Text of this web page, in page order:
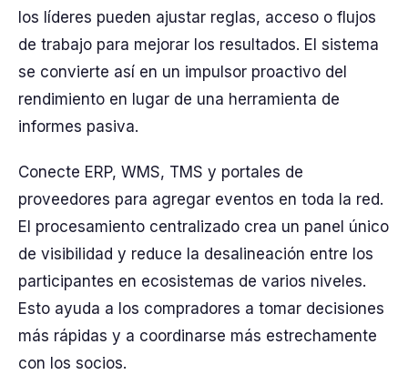
los líderes pueden ajustar reglas, acceso o flujos
de trabajo para mejorar los resultados. El sistema
se convierte así en un impulsor proactivo del
rendimiento en lugar de una herramienta de
informes pasiva.
Conecte ERP, WMS, TMS y portales de
proveedores para agregar eventos en toda la red.
El procesamiento centralizado crea un panel único
de visibilidad y reduce la desalineación entre los
participantes en ecosistemas de varios niveles.
Esto ayuda a los compradores a tomar decisiones
más rápidas y a coordinarse más estrechamente
con los socios.